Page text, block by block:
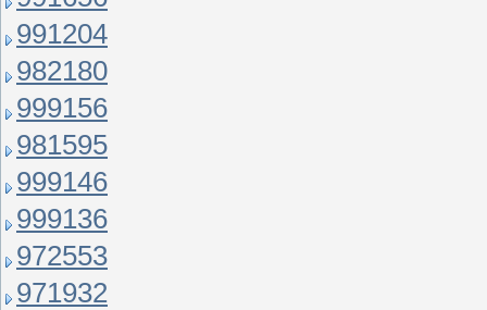
991204
982180
999156
981595
999146
999136
972553
971932